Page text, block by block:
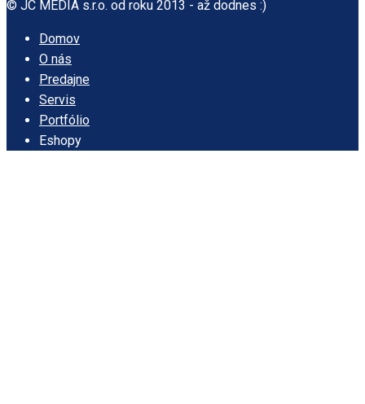
© JC MEDIA s.r.o. od roku 2013 - až dodnes :)
Domov
O nás
Predajne
Servis
Portfólio
Eshopy